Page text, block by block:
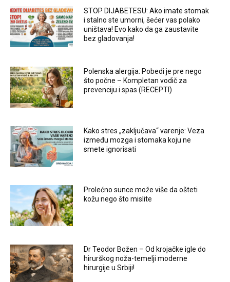
STOP DIJABETESU: Ako imate stomak
i stalno ste umorni, šećer vas polako
uništava! Evo kako da ga zaustavite
bez gladovanja!
Polenska alergija: Pobedi je pre nego
što počne – Kompletan vodič za
prevenciju i spas (RECEPTI)
Kako stres „zaključava“ varenje: Veza
između mozga i stomaka koju ne
smete ignorisati
Prolećno sunce može više da ošteti
kožu nego što mislite
Dr Teodor Božen – Od krojačke igle do
hirurškog noža-temelji moderne
hirurgije u Srbiji!